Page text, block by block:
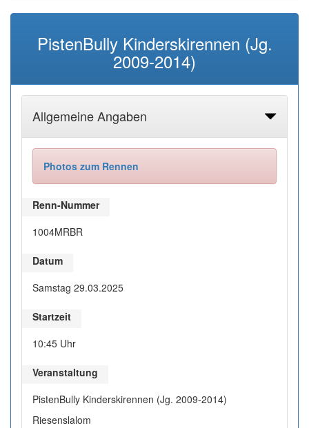
PistenBully Kinderskirennen (Jg.
2009-2014)
Allgemeine Angaben
Photos zum Rennen
Renn-Nummer
1004MRBR
Datum
Samstag 29.03.2025
Startzeit
10:45 Uhr
Veranstaltung
PistenBully Kinderskirennen (Jg. 2009-2014)
Riesenslalom